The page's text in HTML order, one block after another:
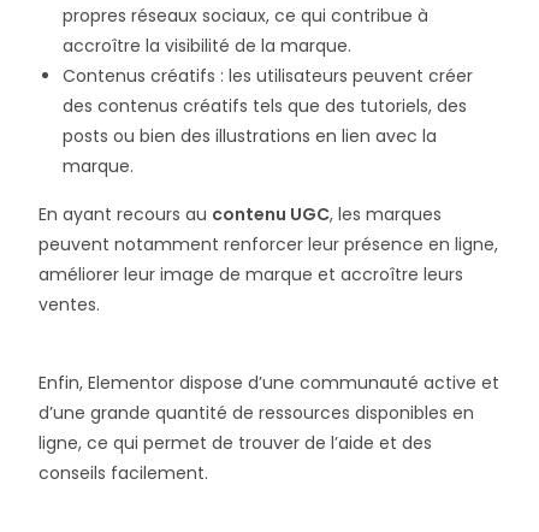
propres réseaux sociaux, ce qui contribue à
accroître la visibilité de la marque.
Contenus créatifs : les utilisateurs peuvent créer
des contenus créatifs tels que des tutoriels, des
posts ou bien des illustrations en lien avec la
marque.
En ayant recours au contenu UGC, les marques
peuvent notamment renforcer leur présence en ligne,
améliorer leur image de marque et accroître leurs
ventes.
Enfin, Elementor dispose d’une communauté active et
d’une grande quantité de ressources disponibles en
ligne, ce qui permet de trouver de l’aide et des
conseils facilement.